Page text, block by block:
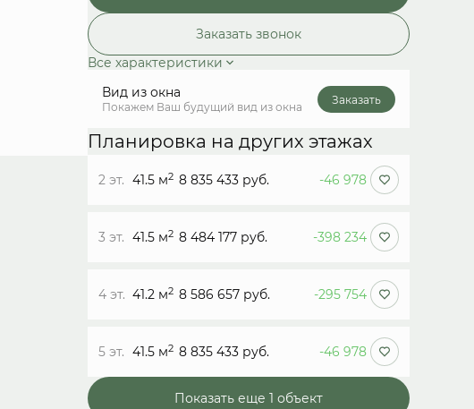
Заказать звонок
Все характеристики
Вид из окна
Покажем Ваш будущий вид из окна
Заказать
Планировка на других этажах
2 эт. 41.5 м2 8 835 433 руб. -46 978
3 эт. 41.5 м2 8 484 177 руб. -398 234
4 эт. 41.2 м2 8 586 657 руб. -295 754
5 эт. 41.5 м2 8 835 433 руб. -46 978
Показать еще 1 объект